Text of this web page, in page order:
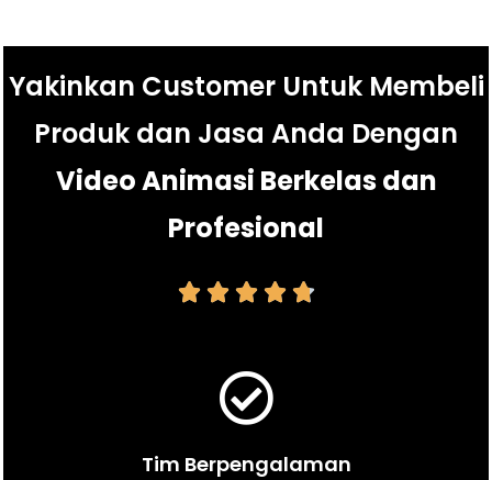
Yakinkan Customer Untuk Membeli
Produk dan Jasa Anda Dengan
Video Animasi Berkelas dan
Profesional
    
Tim Berpengalaman